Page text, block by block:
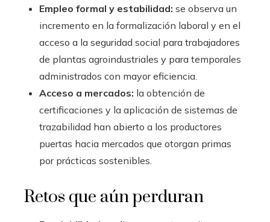
Empleo formal y estabilidad: se observa un
incremento en la formalización laboral y en el
acceso a la seguridad social para trabajadores
de plantas agroindustriales y para temporales
administrados con mayor eficiencia.
Acceso a mercados: la obtención de
certificaciones y la aplicación de sistemas de
trazabilidad han abierto a los productores
puertas hacia mercados que otorgan primas
por prácticas sostenibles.
Retos que aún perduran